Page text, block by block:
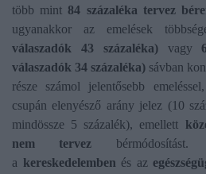
több mint 84 százaléka tervez
ugyanakkor az emelések
válaszadók 43 százaléka) vagy
válaszadók 34 százaléka) sávban
része számol jelentősebb
csupán elenyésző arány jelez (10
mindössze 5 százalék), emellett
nem tervez
a kereskedelemben és az